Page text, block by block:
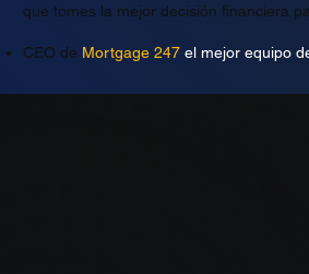
que tomes la mejor decisión financiera
CEO de Mortgage 247 el mejor equipo